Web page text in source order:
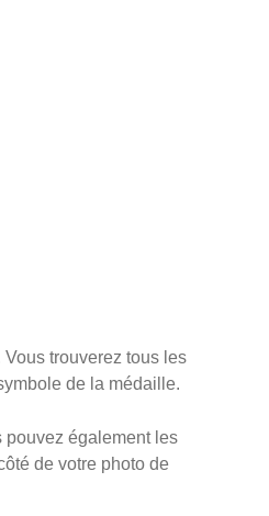
trouverez tous les
de la médaille.
pouvez également les
de votre photo de